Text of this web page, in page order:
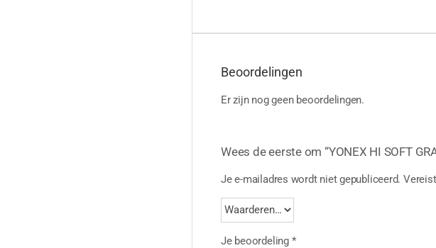
Beoordelingen
Er zijn nog geen beoordelingen.
Wees de eerste om “YONEX HI SOFT
Je e-mailadres wordt niet gepubliceerd.
Je beoordeling *